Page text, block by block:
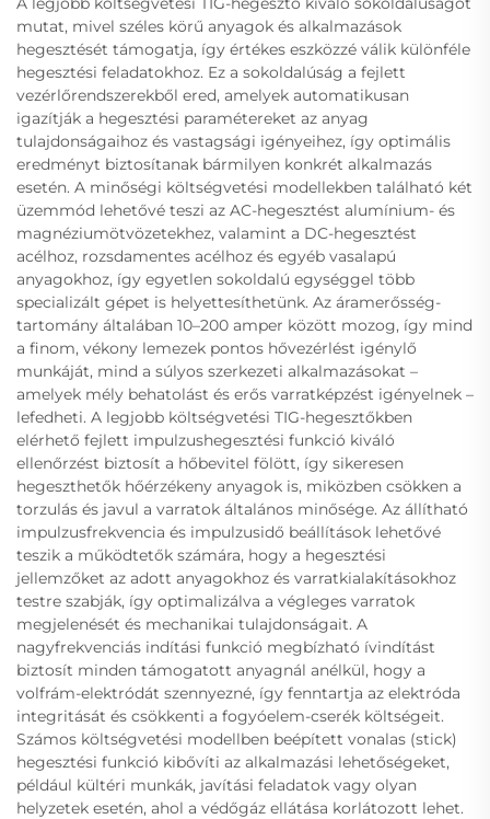
mutat, mivel széles körű anyagok és alkalmazások
hegesztését támogatja, így értékes eszközzé válik különféle
hegesztési feladatokhoz. Ez a sokoldalúság a fejlett
vezérlőrendszerekből ered, amelyek automatikusan
igazítják a hegesztési paramétereket az anyag
tulajdonságaihoz és vastagsági igényeihez, így optimális
eredményt biztosítanak bármilyen konkrét alkalmazás
esetén. A minőségi költségvetési modellekben található két
üzemmód lehetővé teszi az AC-hegesztést alumínium- és
magnéziumötvözetekhez, valamint a DC-hegesztést
acélhoz, rozsdamentes acélhoz és egyéb vasalapú
anyagokhoz, így egyetlen sokoldalú egységgel több
specializált gépet is helyettesíthetünk. Az áramerősség-
tartomány általában 10–200 amper között mozog, így mind
a finom, vékony lemezek pontos hővezérlést igénylő
munkáját, mind a súlyos szerkezeti alkalmazásokat –
amelyek mély behatolást és erős varratképzést igényelnek –
lefedheti. A legjobb költségvetési TIG-hegesztőkben
elérhető fejlett impulzushegesztési funkció kiváló
ellenőrzést biztosít a hőbevitel fölött, így sikeresen
hegeszthetők hőérzékeny anyagok is, miközben csökken a
torzulás és javul a varratok általános minősége. Az állítható
impulzusfrekvencia és impulzusidő beállítások lehetővé
teszik a működtetők számára, hogy a hegesztési
jellemzőket az adott anyagokhoz és varratkialakításokhoz
testre szabják, így optimalizálva a végleges varratok
megjelenését és mechanikai tulajdonságait. A
nagyfrekvenciás indítási funkció megbízható ívindítást
biztosít minden támogatott anyagnál anélkül, hogy a
volfrám-elektródát szennyezné, így fenntartja az elektróda
integritását és csökkenti a fogyóelem-cserék költségeit.
Számos költségvetési modellben beépített vonalas (stick)
hegesztési funkció kibővíti az alkalmazási lehetőségeket,
például kültéri munkák, javítási feladatok vagy olyan
helyzetek esetén, ahol a védőgáz ellátása korlátozott lehet.